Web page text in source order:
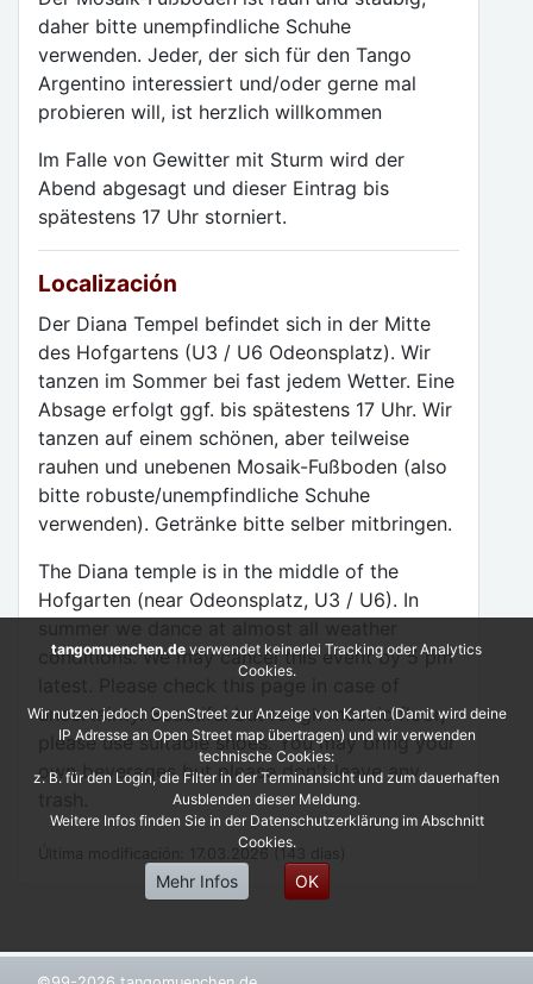
daher bitte unempfindliche Schuhe
verwenden. Jeder, der sich für den Tango
Argentino interessiert und/oder gerne mal
probieren will, ist herzlich willkommen
Im Falle von Gewitter mit Sturm wird der
Abend abgesagt und dieser Eintrag bis
spätestens 17 Uhr storniert.
Localización
Der Diana Tempel befindet sich in der Mitte
des Hofgartens (U3 / U6 Odeonsplatz). Wir
tanzen im Sommer bei fast jedem Wetter. Eine
Absage erfolgt ggf. bis spätestens 17 Uhr. Wir
tanzen auf einem schönen, aber teilweise
rauhen und unebenen Mosaik-Fußboden (also
bitte robuste/unempfindliche Schuhe
verwenden). Getränke bitte selber mitbringen.
The Diana temple is in the middle of the
Hofgarten (near Odeonsplatz, U3 / U6). In
conditions. We may cancel this event by 5 pm
uncertainty. Beautiful but rough mosaic floor,
please use suitable shoes. You may bring your
own beverages but please don't leave any
Última modificación: 17.03.2026 (143 dias)
tangomuenchen.de verwendet keinerlei Tracking oder Analytics
Cookies.
Wir nutzen jedoch OpenStreet zur Anzeige von Karten (Damit wird deine
IP Adresse an Open Street map übertragen) und wir verwenden
technische Cookies:
z. B. für den Login, die Filter in der Terminansicht und zum dauerhaften
Ausblenden dieser Meldung.
Weitere Infos finden Sie in der Datenschutzerklärung im Abschnitt
Cookies.
Mehr Infos OK